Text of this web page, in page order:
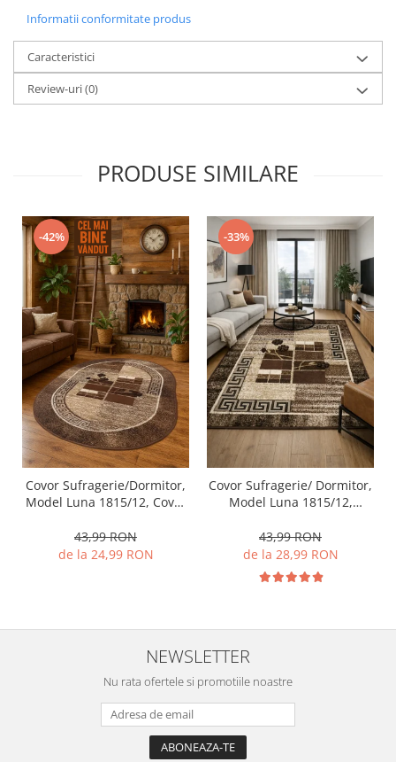
Informatii conformitate produs
Caracteristici
Review-uri(0)
PRODUSE SIMILARE
-42%
Covor Sufragerie/Dormitor,
Model Luna 1815/12, Covor
43,99 RON
de la 24,99 RON
-33%
Covor Sufragerie/ Dormitor,
Model Luna 1815/12,
43,99 RON
de la 28,99 RON
NEWSLETTER
Nu rata ofertele si promotiile noastre